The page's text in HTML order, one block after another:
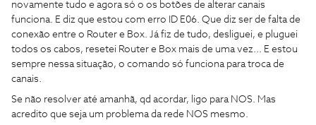
novamente tudo e agora só o os botões de alterar canais
funciona. E diz que estou com erro ID E06. Que diz ser de falta de
conexão entre o Router e Box. Já fiz de tudo, desliguei, e pluguei
todos os cabos, resetei Router e Box mais de uma vez... E estou
sempre nessa situação, o comando só funciona para troca de
canais.
Se não resolver até amanhã, qd acordar, ligo para NOS. Mas
acredito que seja um problema da rede NOS mesmo.